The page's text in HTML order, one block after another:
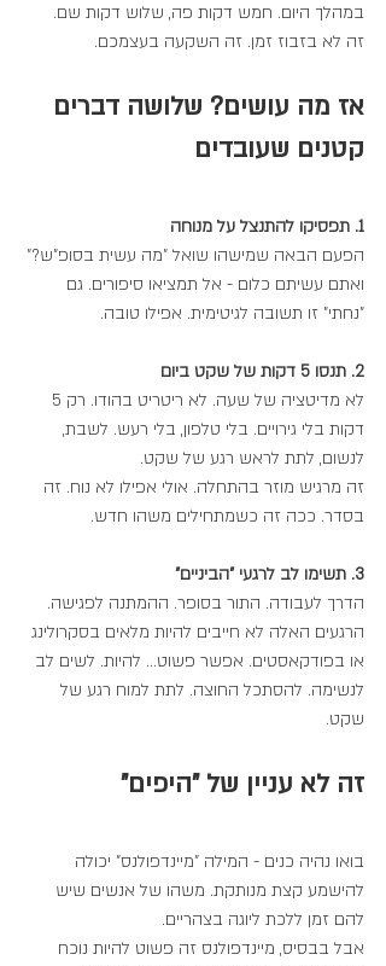
במהלך היום. חמש דקות פה, שלוש דקות שם.
זה לא בזבוז זמן. זה השקעה בעצמכם.
אז מה עושים? שלושה דברים
קטנים שעובדים
1. תפסיקו להתנצל על מנוחה
הפעם הבאה שמישהו שואל "מה עשית בסופ"ש?"
ואתם עשיתם כלום - אל תמציאו סיפורים. גם
"נחתי" זו תשובה לגיטימית. אפילו טובה.
2. תנסו 5 דקות של שקט ביום
דקות בלי גירויים. בלי טלפון, בלי רעש. לשבת,
לנשום, לתת לראש רגע של שקט.
זה מרגיש מוזר בהתחלה. אולי אפילו לא נוח. זה
בסדר. ככה זה כשמתחילים משהו חדש.
3. תשימו לב לרגעי "הביניים"
הדרך לעבודה. התור בסופר. ההמתנה לפגישה.
הרגעים האלה לא חייבים להיות מלאים בסקרולינג
או בפודקאסטים. אפשר פשוט... להיות. לשים לב
לנשימה. להסתכל החוצה. לתת למוח רגע של
שקט.
זה לא עניין של "היפים"
בואו נהיה כנים - המילה "מיינדפולנס" יכולה
להישמע קצת מנותקת. משהו של אנשים שיש
להם זמן ללכת ליוגה בצהריים.
אבל בבסיס, מיינדפולנס זה פשוט להיות נוכח